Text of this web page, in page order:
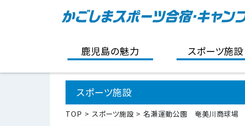
鹿児島の魅力 スポーツ施設
スポーツ施設
TOP スポーツ施設 名瀬運動公園 奄美川商球場